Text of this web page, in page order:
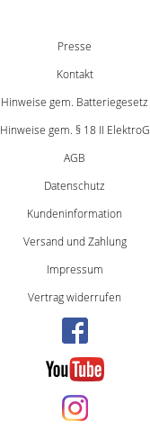
Presse
Kontakt
Hinweise gem. Batteriegesetz
Hinweise gem. § 18 II ElektroG
AGB
Datenschutz
Kundeninformation
Versand und Zahlung
Impressum
Vertrag widerrufen